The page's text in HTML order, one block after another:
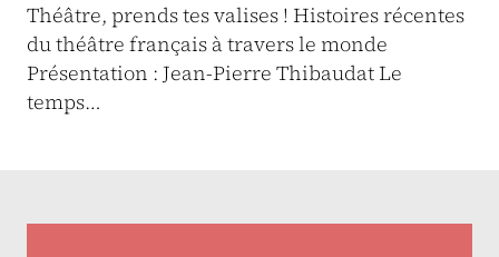
Théâtre, prends tes valises ! Histoires récentes
du théâtre français à travers le monde
Présentation : Jean-Pierre Thibaudat Le
temps…